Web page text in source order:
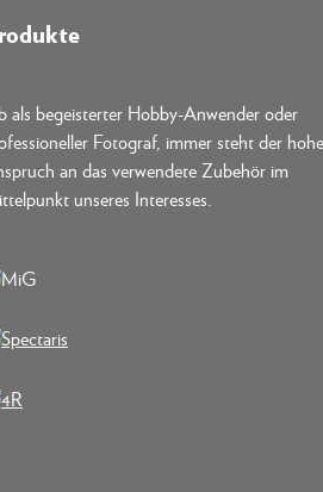
als begeisterter Hobby-Anwender oder
Fotograf, immer steht der hohe
an das verwendete Zubehör im
unseres Interesses.